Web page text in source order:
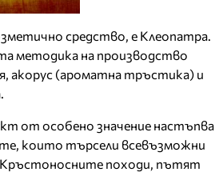
средство, е Клеопатра.
методика на производство
акорус (ароматна тръстика) и
от особено значение настъпва
които търсели всевъзможни
Кръстоносните походи, пътят